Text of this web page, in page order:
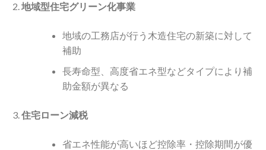
地域型住宅グリーン化事業
地域の工務店が行う木造住宅の新築に対して
補助
長寿命型、高度省エネ型などタイプにより補
助金額が異なる
住宅ローン減税
省エネ性能が高いほど控除率・控除期間が優